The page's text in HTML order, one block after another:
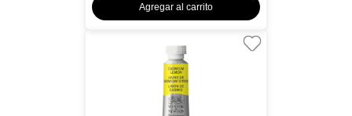
Agregar al carrito